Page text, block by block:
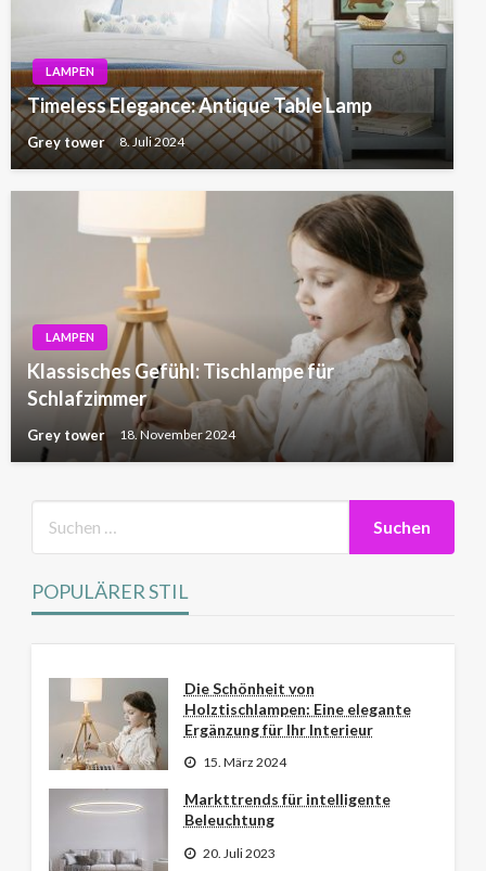
LAMPEN
Timeless Elegance: Antique Table Lamp
Grey tower 8. Juli 2024
LAMPEN
Klassisches Gefühl: Tischlampe für
Schlafzimmer
Grey tower 18. November 2024
POPULÄRER STIL
Die Schönheit von
Holztischlampen: Eine elegante
Ergänzung für Ihr Interieur
15. März 2024
Markttrends für intelligente
Beleuchtung
20. Juli 2023